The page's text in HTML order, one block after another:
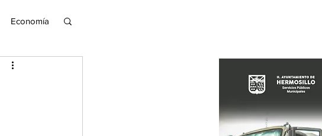
Economía